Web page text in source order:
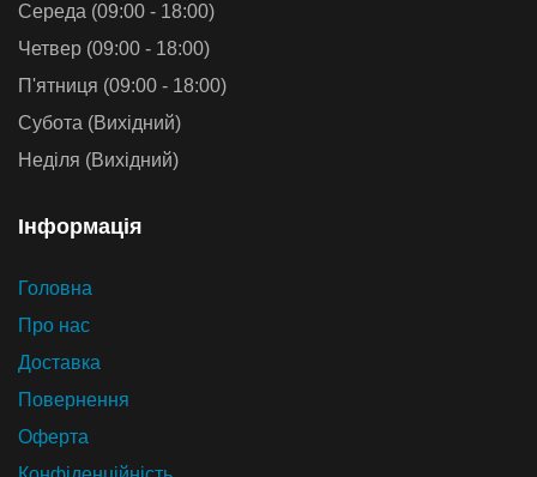
Середа (09:00 - 18:00)
Четвер (09:00 - 18:00)
П'ятниця (09:00 - 18:00)
Субота (Вихідний)
Неділя (Вихідний)
Iнформацiя
Головна
Про нас
Доставка
Повернення
Оферта